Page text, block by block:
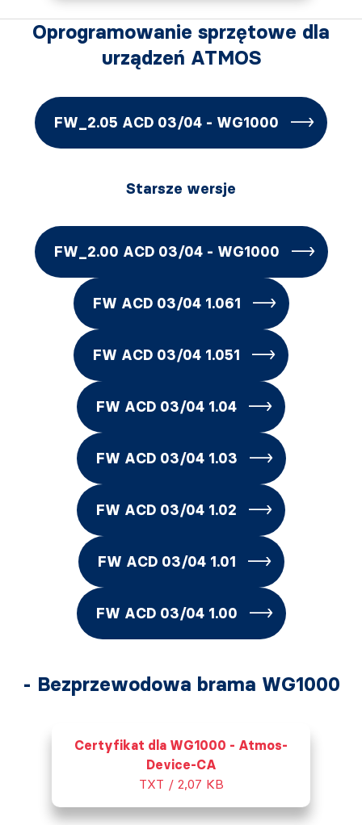
Oprogramowanie sprzętowe dla
urządzeń ATMOS
FW_2.05 ACD 03/04 - WG1000
Starsze wersje
FW_2.00 ACD 03/04 - WG1000
FW ACD 03/04 1.061
FW ACD 03/04 1.051
FW ACD 03/04 1.04
FW ACD 03/04 1.03
FW ACD 03/04 1.02
FW ACD 03/04 1.01
FW ACD 03/04 1.00
- Bezprzewodowa brama WG1000
Certyfikat dla WG1000 - Atmos-
Device-CA
TXT / 2,07 KB